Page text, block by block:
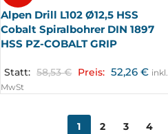
Alpen Drill L102 Ø12,5 HSS
Cobalt Spiralbohrer DIN 1897
HSS PZ-COBALT GRIP
Statt: 58,53€ Preis: 52,26€ inkl.
MwSt
1 2 3 4